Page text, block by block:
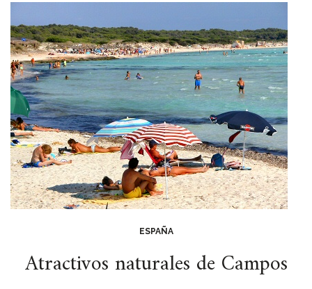
ESPAÑA
Atractivos naturales de Campos